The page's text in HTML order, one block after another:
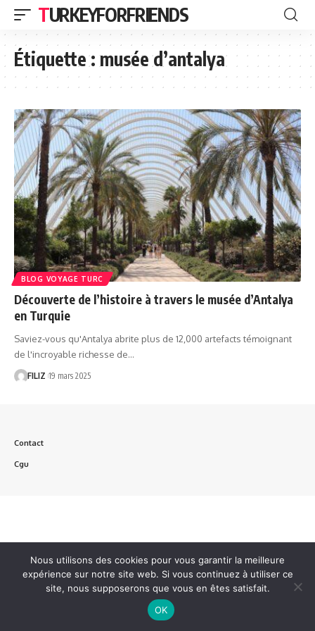
TURKEYFORFRIENDS
Étiquette :musée d’antalya
BLOG VOYAGE TURC
Découverte de l’histoire à travers le musée d’Antalya
en Turquie
Saviez-vous qu'Antalya abrite plus de 12,000 artefacts témoignant
de l'incroyable richesse de…
FILIZ 19 mars 2025
Contact
Cgu
Nous utilisons des cookies pour vous garantir la meilleure
expérience sur notre site web. Si vous continuez à utiliser ce
site, nous supposerons que vous en êtes satisfait.
OK